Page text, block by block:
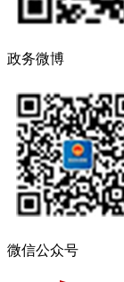
政务微博
微信公众号